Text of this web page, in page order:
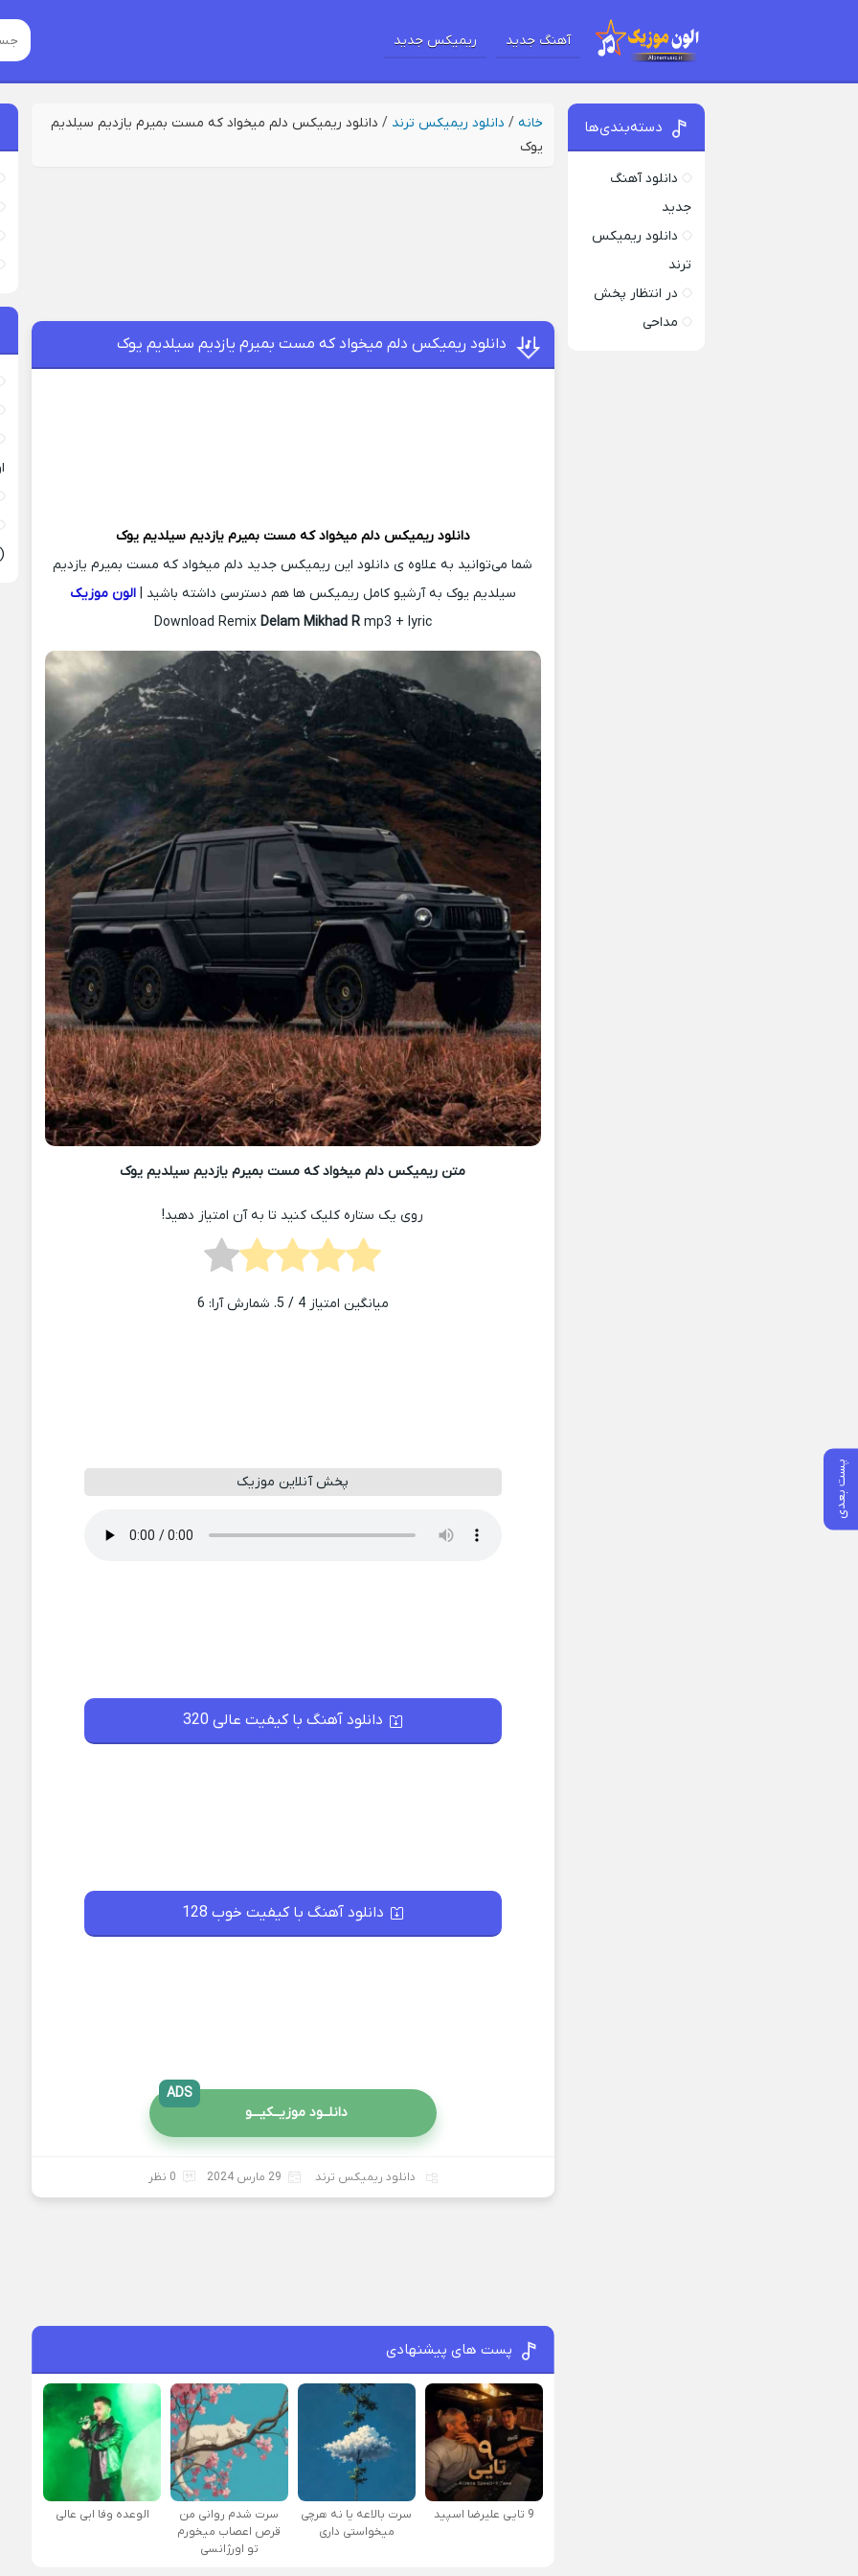
آهنگ جدید ریمیکس جدید
خانه / دانلود ریمیکس ترند / دانلود ریمیکس دلم میخواد که مست بمیرم یازدیم سیلدیم
یوک
پست بعدی
دانلود ریمیکس دلم میخواد که مست بمیرم یازدیم سیلدیم یوک
دانلود ریمیکس دلم میخواد که مست بمیرم یازدیم سیلدیم یوک
شما می‌توانید به علاوه ی دانلود این ریمیکس جدید دلم میخواد که مست بمیرم یازدیم
سیلدیم یوک به آرشیو کامل ریمیکس ها هم دسترسی داشته باشید |الون موزیک
Download Remix Delam Mikhad R mp3 + lyric
متن ریمیکس دلم میخواد که مست بمیرم یازدیم سیلدیم یوک
روی یک ستاره کلیک کنید تا به آن امتیاز دهید!
میانگین امتیاز4 / 5. شمارش آرا: 6
پخش آنلاین موزیک
دانلود آهنگ با کیفیت عالی 320
دانلود آهنگ با کیفیت خوب 128
دانلــود موزیــکیـــو
ADS
دانلود ریمیکس ترند 29 مارس 2024 0 نظر
پست های پیشنهادی
9 تایی علیرضا اسپید
سرت بالاعه یا نه هرچی
میخواستی داری
سرت شدم روانی من
قرص اعصاب میخورم
تو اورژانسی
الوعده وفا ابی عالی
دسته‌بندی‌ها
دانلود آهنگ
جدید
دانلود ریمیکس
ترند
در انتظار پخش
مداحی